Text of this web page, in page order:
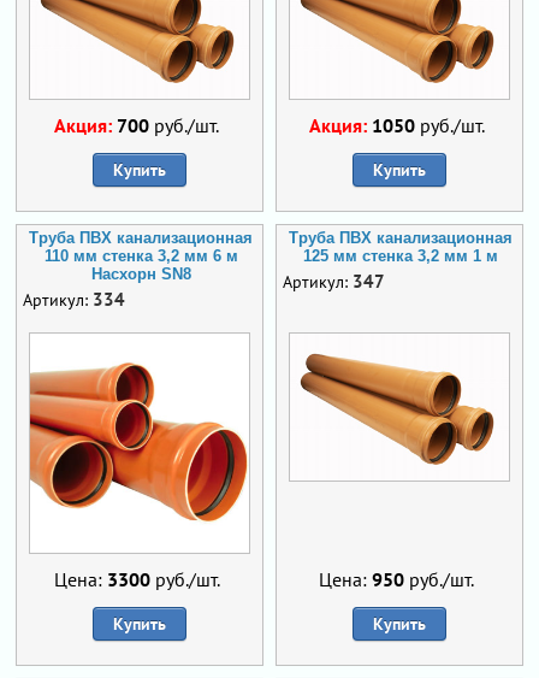
Акция: 700 руб./шт.
Купить
Акция: 1050руб./шт.
Купить
Труба ПВХ канализационная
110 мм стенка 3,2 мм 6 м
Насхорн SN8
Артикул: 334
Цена: 3300руб./шт.
Купить
Труба ПВХ канализационная
125 мм стенка 3,2 мм 1 м
Артикул: 347
Цена: 950 руб./шт.
Купить